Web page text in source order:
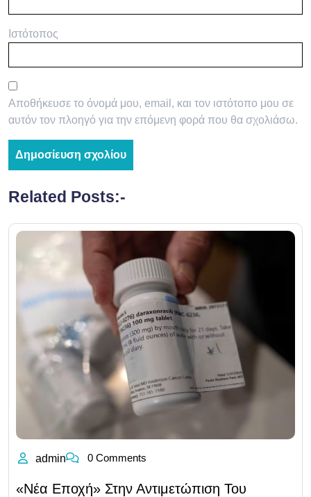
Ιστότοπος
Αποθήκευσε το όνομά μου, email, και τον ιστότοπο μου σε
αυτόν τον πλοηγό για την επόμενη φορά που θα σχολιάσω.
Related Posts:-
admin 0 Comments
«Νέα Εποχή» Στην Αντιμετώπιση Του